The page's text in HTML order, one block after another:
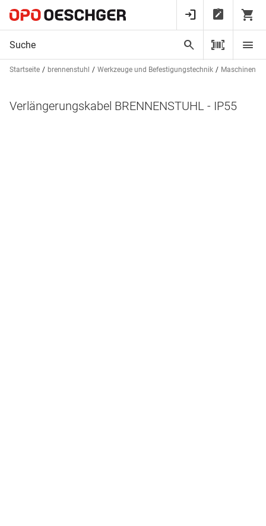
Startseite brennenstuhl Werkzeuge und Befestigungstechnik Maschinen
Verlängerungskabel BRENNENSTUHL - IP55